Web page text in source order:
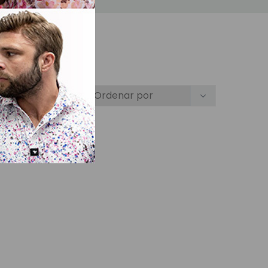
total: 51cm La
40,5 cm).